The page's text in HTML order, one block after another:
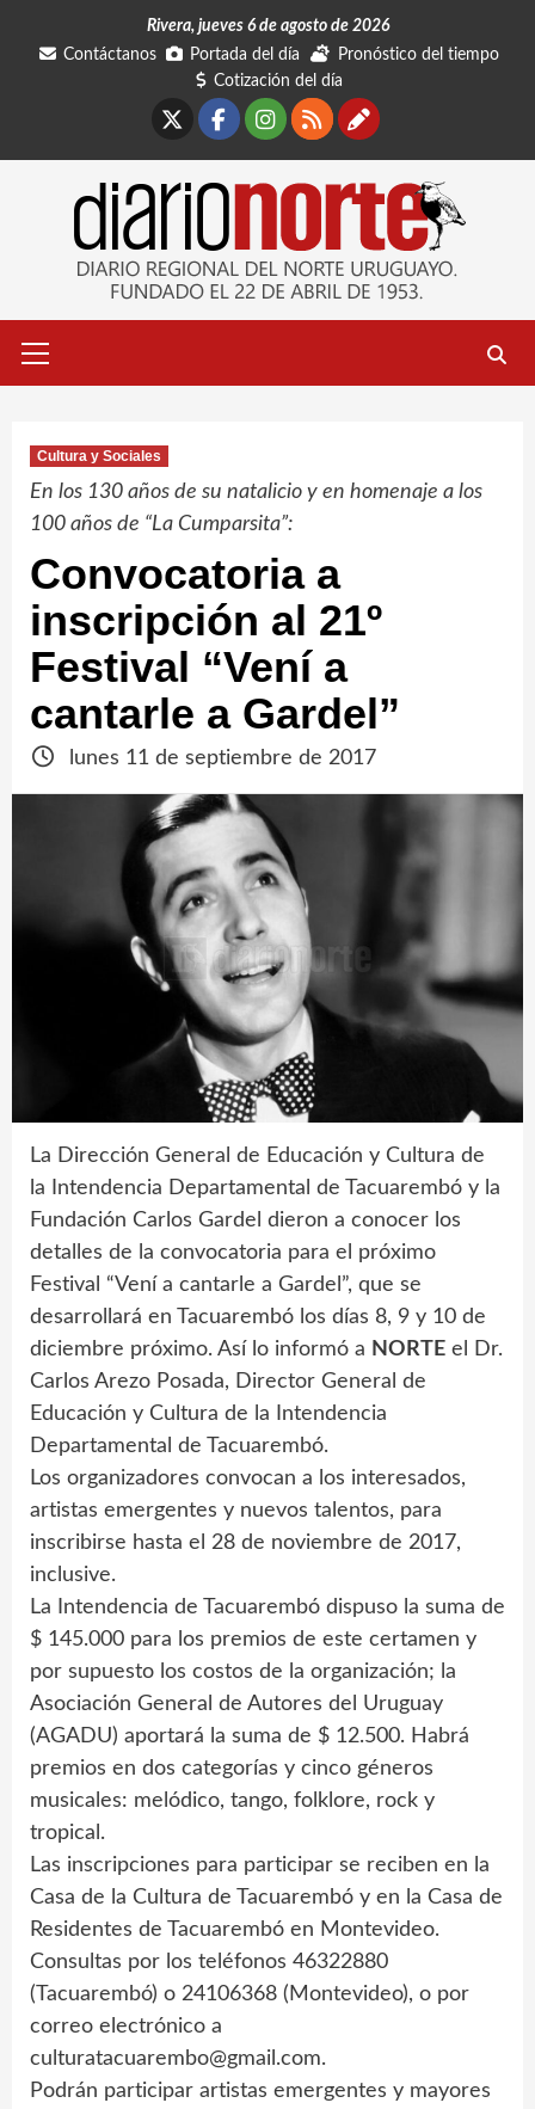
Rivera, jueves 6 de agosto de 2026
Contáctanos
Portada del día
Pronóstico del tiempo
Cotización del día
Facebook
Instagram
RSSContáctanos
primario
Cultura y Sociales
En los 130 años de su natalicio y en homenaje a los
100 años de “La Cumparsita”:
Convocatoria a
inscripción al 21º
Festival “Vení a
cantarle a Gardel”
lunes 11 de septiembre de 2017
La Dirección General de Educación y Cultura de
la Intendencia Departamental de Tacuarembó y la
Fundación Carlos Gardel dieron a conocer los
detalles de la convocatoria para el próximo
Festival “Vení a cantarle a Gardel”, que se
desarrollará en Tacuarembó los días 8, 9 y 10 de
diciembre próximo. Así lo informó a NORTE el Dr.
Carlos Arezo Posada, Director General de
Educación y Cultura de la Intendencia
Departamental de Tacuarembó.
Los organizadores convocan a los interesados,
artistas emergentes y nuevos talentos, para
inscribirse hasta el 28 de noviembre de 2017,
inclusive.
La Intendencia de Tacuarembó dispuso la suma de
$ 145.000 para los premios de este certamen y
por supuesto los costos de la organización; la
Asociación General de Autores del Uruguay
(AGADU) aportará la suma de $ 12.500. Habrá
premios en dos categorías y cinco géneros
musicales: melódico, tango, folklore, rock y
tropical.
Las inscripciones para participar se reciben en la
Casa de la Cultura de Tacuarembó y en la Casa de
Residentes de Tacuarembó en Montevideo.
Consultas por los teléfonos 46322880
(Tacuarembó) o 24106368 (Montevideo), o por
correo electrónico a
culturatacuarembo@gmail.com.
Podrán participar artistas emergentes y mayores